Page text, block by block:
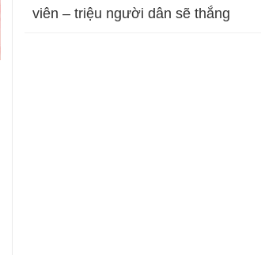
viên – triệu người dân sẽ thắng